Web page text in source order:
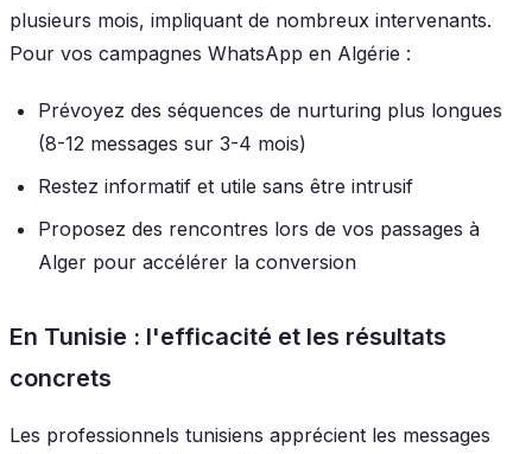
plusieurs mois, impliquant de nombreux intervenants.
Pour vos campagnes WhatsApp en Algérie :
Prévoyez des séquences de nurturing plus longues
(8-12 messages sur 3-4 mois)
Restez informatif et utile sans être intrusif
Proposez des rencontres lors de vos passages à
Alger pour accélérer la conversion
En Tunisie : l'efficacité et les résultats
concrets
Les professionnels tunisiens apprécient les messages